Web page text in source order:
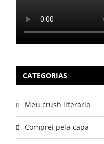
CATEGORIAS
Meu crush literário
Comprei pela capa